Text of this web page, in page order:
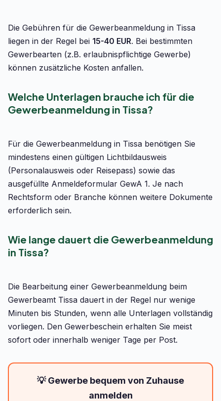
Die Gebühren für die Gewerbeanmeldung in Tissa
liegen in der Regel bei 15-40 EUR. Bei bestimmten
Gewerbearten (z.B. erlaubnispflichtige Gewerbe)
können zusätzliche Kosten anfallen.
Welche Unterlagen brauche ich für die
Gewerbeanmeldung in Tissa?
Für die Gewerbeanmeldung in Tissa benötigen Sie
mindestens einen gültigen Lichtbildausweis
(Personalausweis oder Reisepass) sowie das
ausgefüllte Anmeldeformular GewA 1. Je nach
Rechtsform oder Branche können weitere Dokumente
erforderlich sein.
Wie lange dauert die Gewerbeanmeldung
in Tissa?
Die Bearbeitung einer Gewerbeanmeldung beim
Gewerbeamt Tissa dauert in der Regel nur wenige
Minuten bis Stunden, wenn alle Unterlagen vollständig
vorliegen. Den Gewerbeschein erhalten Sie meist
sofort oder innerhalb weniger Tage per Post.
💡 Gewerbe bequem von Zuhause
anmelden